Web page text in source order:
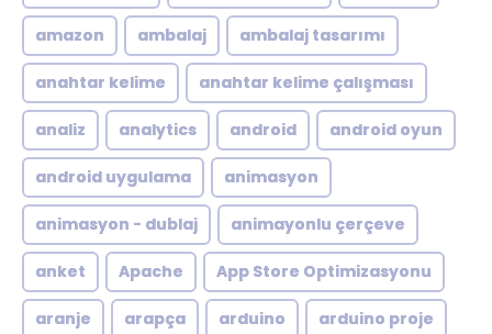
amazon ambalaj ambalaj tasarımı
anahtar kelime anahtar kelime çalışması
analiz analytics android android oyun
android uygulama animasyon
animasyon - dublaj animayonlu çerçeve
anket Apache App Store Optimizasyonu
aranje arapça arduino arduino proje